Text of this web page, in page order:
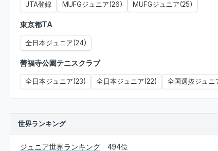
JTA登録 MUFGジュニア(26) MUFGジュニア(25)
東京都TA
全日本ジュニア(24)
善福寺公園テニスクラブ
全日本ジュニア(23) 全日本ジュニア(22) 全国選抜ジュニ
世界ランキング
ジュニア世界ランキング 494位